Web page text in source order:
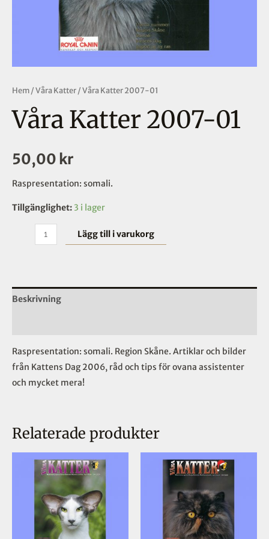
Hem/Våra Katter/ Våra Katter 2007-01
Våra Katter 2007-01
50,00 kr
Raspresentation: somali.
Tillgänglighet: 3 i lager
Lägg till i varukorg
Beskrivning
Raspresentation: somali. Region Skåne. Artiklar och bilder
från Kattens Dag 2006, råd och tips för ovana assistenter
och mycket mera!
Relaterade produkter
39,00 kr
till
50,00 kr
Den
här
produkten
har
flera
39,00 kr
till
Den
här
produkten
har
flera